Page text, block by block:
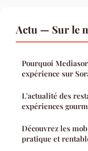
Actu — Sur le
Pourquoi
expérience sur
L'actualité des
expériences
Découvrez les
pratique et